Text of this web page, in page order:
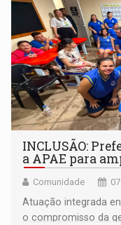
INCLUSÃO:
a APAE para
Comunidade
Atuação integrada
o compromisso da